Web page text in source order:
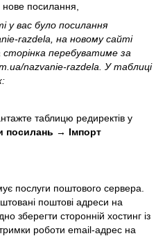
посилання,
у вас було посилання
razdela, на новому сайті
перебуватиме за
nazvanie-razdela. У таблиці
таблицю редиректів у
посилань → Імпорт
послуги поштового сервера.
поштові адреси на
зберегти сторонній хостинг із
роботи email-адрес на